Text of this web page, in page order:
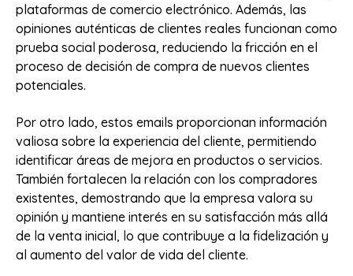
plataformas de comercio electrónico. Además, las
opiniones auténticas de clientes reales funcionan como
prueba social poderosa, reduciendo la fricción en el
proceso de decisión de compra de nuevos clientes
potenciales.
Por otro lado, estos emails proporcionan información
valiosa sobre la experiencia del cliente, permitiendo
identificar áreas de mejora en productos o servicios.
También fortalecen la relación con los compradores
existentes, demostrando que la empresa valora su
opinión y mantiene interés en su satisfacción más allá
de la venta inicial, lo que contribuye a la fidelización y
al aumento del valor de vida del cliente.